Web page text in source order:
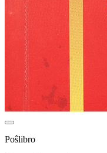
Poŝlibro